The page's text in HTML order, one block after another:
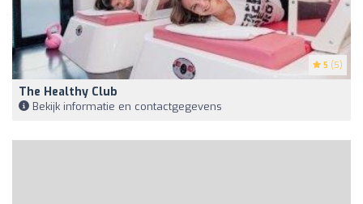
5 (5)
The Healthy Club
Bekijk informatie en contactgegevens